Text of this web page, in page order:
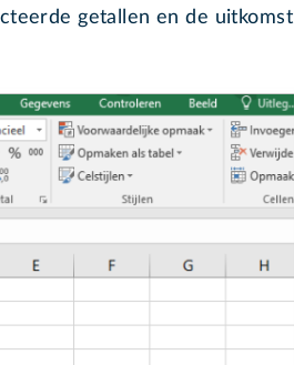
getallen en de uitkomst